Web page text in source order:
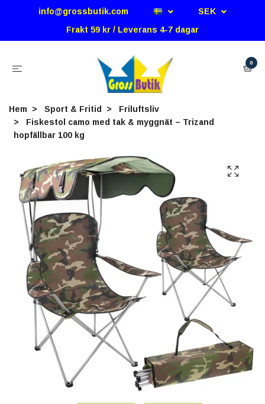
info@grossbutik.com
SEK
Frakt 59 kr / Leverans 4-7 dagar
0
Hem Sport & Fritid
Friluftsliv
Fiskestol camo med tak & myggnät – Trizand
hopfällbar 100 kg